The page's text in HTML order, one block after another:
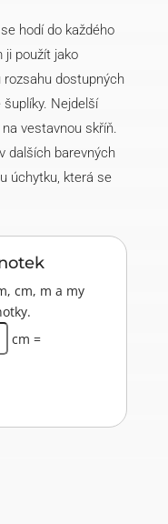
hodí do každého
ji použít jako
rozsahu dostupných
Nejdelší
vestavnou skříň.
dalších barevných
úchytku, která se
cm, m a my
cm =